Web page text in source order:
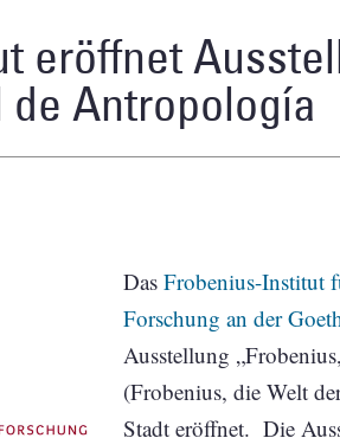
eröffnet
Antropología
Das Frobenius-Institut
Forschung an der
Ausstellung
(Frobenius, die Welt
Stadt eröffnet. Die